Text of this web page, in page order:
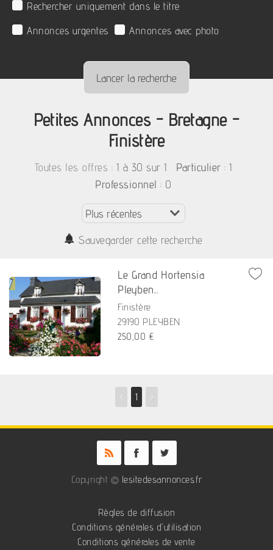
Rechercher uniquement dans le titre
Annonces urgentes
Annonces avec photo
Petites Annonces - Bretagne -
Finistère
Toutes les offres : 1 à 30 sur 1 Particulier : 1
Professionnel : 0
Sauvegarder cette recherche
Le Grand Hortensia
Pleyben...
Finistère
29190 PLEYBEN
250,00 €
1 >
Copyright © lesitedesannonces.fr
Règles de diffusion
Conditions générales d'utilisation
Conditions générales de vente